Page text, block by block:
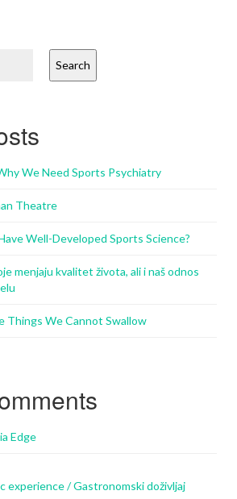
Search
We Need Sports Psychiatry
Theatre
Well-Developed Sports Science?
menjaju kvalitet života, ali i naš odnos
Things We Cannot Swallow
Edge
experience / Gastronomski doživljaj